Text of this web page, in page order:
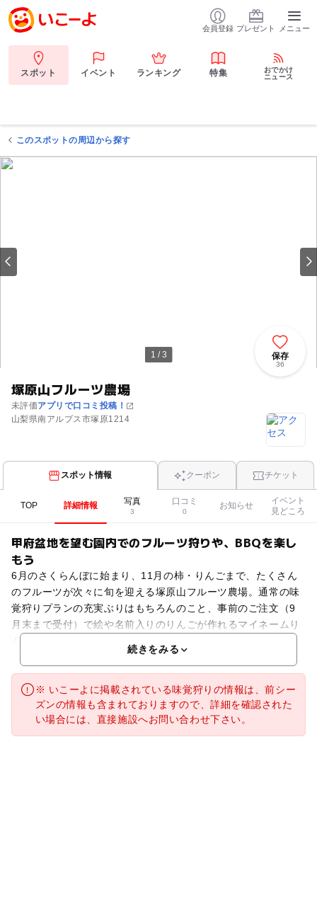
会員登録 プレゼント メニュー
スポット イベント ランキング 特集
おでかけ
ニュース
このスポットの周辺から探す
1 / 3
塚原山フルーツ農場
未評価アプリで口コミ投稿！
山梨県南アルプス市塚原1214
保存
36
スポット情報 クーポン チケット
TOP 詳細情報 写真
3
口コミ
0
お知らせ
イベント
見どころ
甲府盆地を望む園内でのフルーツ狩りや、BBQを楽し
もう
6月のさくらんぼに始まり、11月の柿・りんごまで、たくさん
のフルーツが次々に旬を迎える塚原山フルーツ農場。通常の味
覚狩りプランの充実ぶりはもちろんのこと、事前のご注文（9
月末まで受付）で絵や名前入りのりんごが作れるマイネームり
んごや、ここでしか食べられないスモモのオリジナル品種な
続きをみる
※ いこーよに掲載されている味覚狩りの情報は、前シー
ズンの情報も含まれておりますので、詳細を確認された
い場合には、直接施設へお問い合わせ下さい。